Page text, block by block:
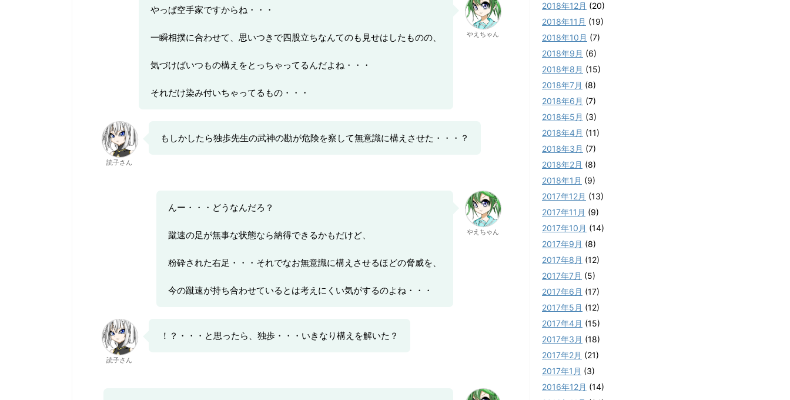
やっぱ空手家ですからね・・・
一瞬相撲に合わせて、思いつきで四股立ちなんてのも見せはしたものの、
気づけばいつもの構えをとっちゃってるんだよね・・・
それだけ染み付いちゃってるもの・・・
やえちゃん
読子さん
もしかしたら独歩先生の武神の勘が危険を察して無意識に構えさせた・・・？
んー・・・どうなんだろ？
蹴速の足が無事な状態なら納得できるかもだけど、
粉砕された右足・・・それでなお無意識に構えさせるほどの脅威を、
今の蹴速が持ち合わせているとは考えにくい気がするのよね・・・
やえちゃん
読子さん
！？・・・と思ったら、独歩・・・いきなり構えを解いた？
2018年12月 (20)
2018年11月 (19)
2018年10月 (7)
2018年9月 (6)
2018年8月 (15)
2018年7月 (8)
2018年6月 (7)
2018年5月 (3)
2018年4月 (11)
2018年3月 (7)
2018年2月 (8)
2018年1月 (9)
2017年12月 (13)
2017年11月 (9)
2017年10月 (14)
2017年9月 (8)
2017年8月 (12)
2017年7月 (5)
2017年6月 (17)
2017年5月 (12)
2017年4月 (15)
2017年3月 (18)
2017年2月 (21)
2017年1月 (3)
2016年12月 (14)